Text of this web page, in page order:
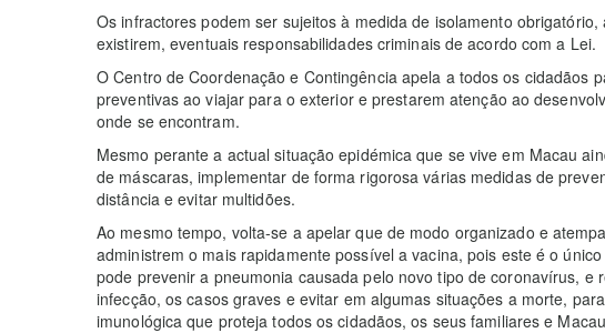
Os infractores podem ser sujeitos à medida de isolamento
existirem, eventuais responsabilidades criminais de acordo com a Lei.
O Centro de Coordenação e Contingência apela a todos os cidadãos
preventivas ao viajar para o exterior e prestarem atenção ao
onde se encontram.
Mesmo perante a actual situação epidémica que se vive em Macau
de máscaras, implementar de forma rigorosa várias medidas de
distância e evitar multidões.
Ao mesmo tempo, volta-se a apelar que de modo organizado e
administrem o mais rapidamente possível a vacina, pois este é o
pode prevenir a pneumonia causada pelo novo tipo de coronavírus, e
infecção, os casos graves e evitar em algumas situações a morte,
imunológica que proteja todos os cidadãos, os seus familiares e Macau